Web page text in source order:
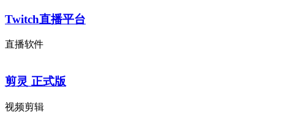
Twitch直播平台
直播软件
剪灵 正式版
视频剪辑